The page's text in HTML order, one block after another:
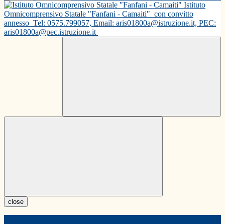
Istituto
Omnicomprensivo Statale "Fanfani - Camaiti" con convitto
annesso Tel: 0575.799057, Email: aris01800a@istruzione.it, PEC:
aris01800a@pec.istruzione.it
close